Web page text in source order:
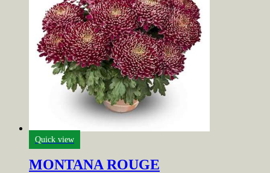
Quick view
MONTANA ROUGE